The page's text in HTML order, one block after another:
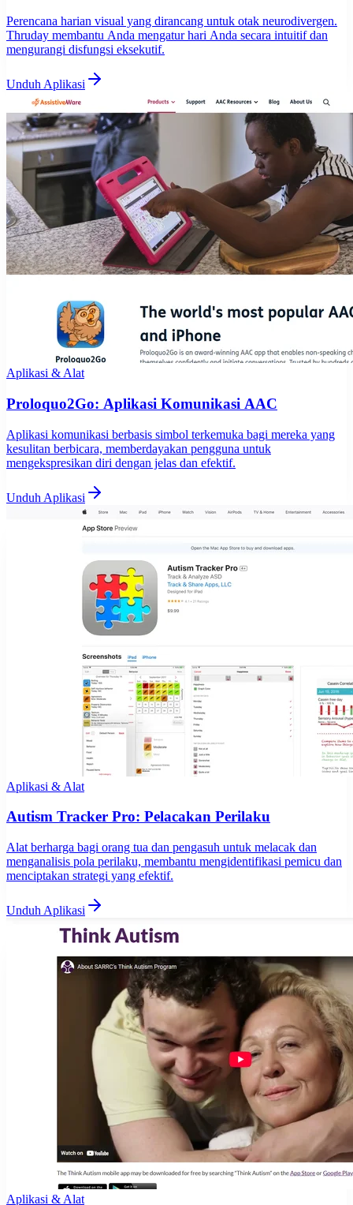
Perencana harian visual yang dirancang untuk otak neurodivergen.
Thruday membantu Anda mengatur hari Anda secara intuitif dan
mengurangi disfungsi eksekutif.
Unduh Aplikasi
Aplikasi & Alat
Proloquo2Go: Aplikasi Komunikasi AAC
Aplikasi komunikasi berbasis simbol terkemuka bagi mereka yang
kesulitan berbicara, memberdayakan pengguna untuk
mengekspresikan diri dengan jelas dan efektif.
Unduh Aplikasi
Aplikasi & Alat
Autism Tracker Pro: Pelacakan Perilaku
Alat berharga bagi orang tua dan pengasuh untuk melacak dan
menganalisis pola perilaku, membantu mengidentifikasi pemicu dan
menciptakan strategi yang efektif.
Unduh Aplikasi
Aplikasi & Alat